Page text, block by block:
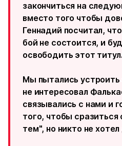
закончиться на
вместо того чтобы
Геннадий посчитал,
бой не состоится, и
освободить этот титул.
Мы пытались устроить
не интересовал
связывались с нами и
того, чтобы
тем", но никто не